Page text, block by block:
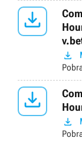



